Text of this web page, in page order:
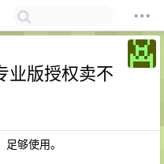
业版授权卖不
够使用。